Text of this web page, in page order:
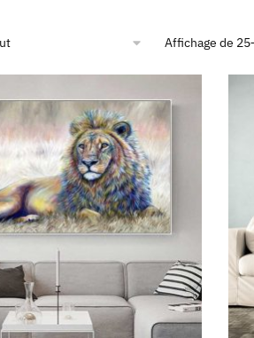
Affichage de